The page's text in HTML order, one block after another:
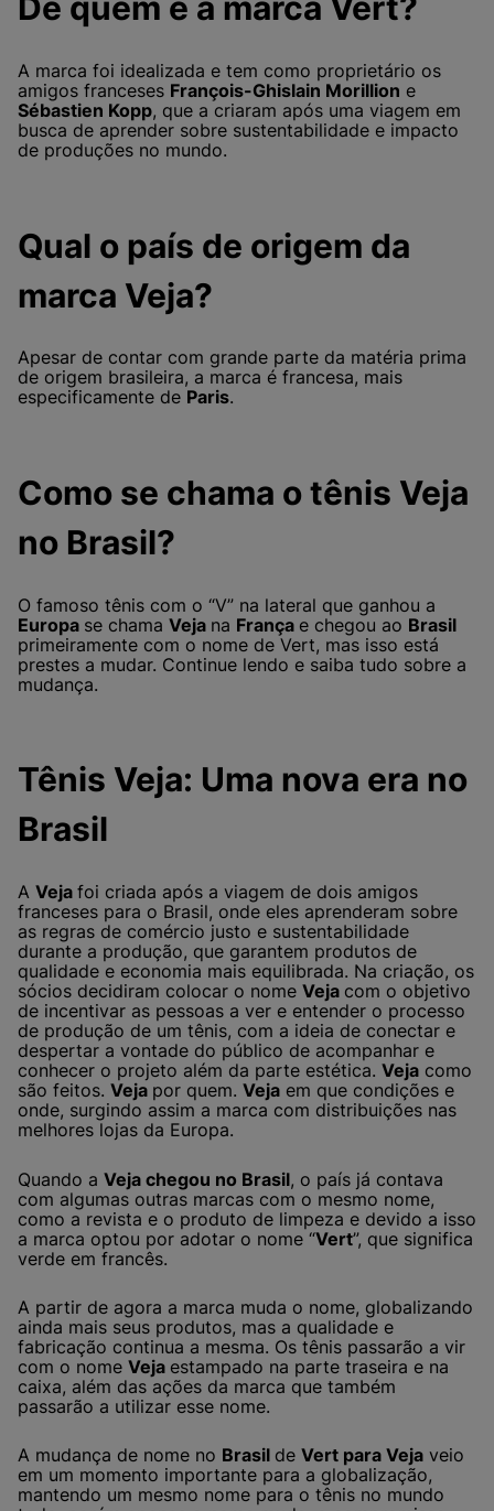
A marca foi idealizada e tem como proprietário os
amigos franceses François-Ghislain Morillion e
Sébastien Kopp, que a criaram após uma viagem em
busca de aprender sobre sustentabilidade e impacto
de produções no mundo.
Qual o país de origem da
marca Veja?
Apesar de contar com grande parte da matéria prima
de origem brasileira, a marca é francesa, mais
especificamente de Paris.
Como se chama o tênis Veja
no Brasil?
O famoso tênis com o “V” na lateral que ganhou a
Europa se chama Veja na França e chegou ao Brasil
primeiramente com o nome de Vert, mas isso está
prestes a mudar. Continue lendo e saiba tudo sobre a
mudança.
Tênis Veja: Uma nova era no
Brasil
A Veja foi criada após a viagem de dois amigos
franceses para o Brasil, onde eles aprenderam sobre
as regras de comércio justo e sustentabilidade
durante a produção, que garantem produtos de
qualidade e economia mais equilibrada. Na criação, os
sócios decidiram colocar o nome Veja com o objetivo
de incentivar as pessoas a ver e entender o processo
de produção de um tênis, com a ideia de conectar e
despertar a vontade do público de acompanhar e
conhecer o projeto além da parte estética. Veja como
são feitos. Veja por quem. Veja em que condições e
onde, surgindo assim a marca com distribuições nas
melhores lojas da Europa.
Quando a Veja chegou no Brasil, o país já contava
com algumas outras marcas com o mesmo nome,
como a revista e o produto de limpeza e devido a isso
a marca optou por adotar o nome “Vert”, que significa
verde em francês.
A partir de agora a marca muda o nome, globalizando
ainda mais seus produtos, mas a qualidade e
fabricação continua a mesma. Os tênis passarão a vir
com o nome Veja estampado na parte traseira e na
caixa, além das ações da marca que também
passarão a utilizar esse nome.
A mudança de nome no Brasil de Vert para Veja veio
em um momento importante para a globalização,
mantendo um mesmo nome para o tênis no mundo